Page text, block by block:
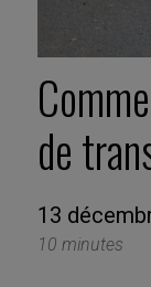
de
13
10 minutes